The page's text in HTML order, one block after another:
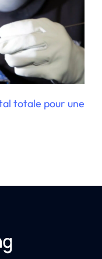
totale pour une